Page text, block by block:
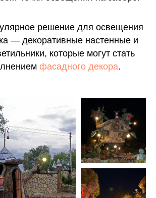
решение для освещения
— декоративные настенные и
которые могут стать
фасадного декора.